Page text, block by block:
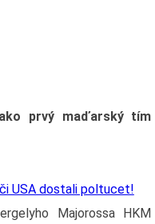
prvý maďarský tím
USA dostali poltucet!
Majorossa HKM